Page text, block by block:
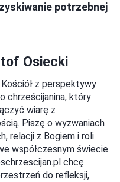
potrzebnej
Osiecki
z perspektywy
chrześcijanina, który
wiarę z
Piszę o wyzwaniach
relacji z Bogiem i roli
współczesnym świecie.
chcę
do refleksji,